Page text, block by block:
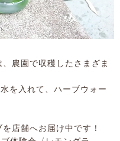
農園で収穫したさまざま
を入れて、ハーブウォー
店舗へお届け中です！